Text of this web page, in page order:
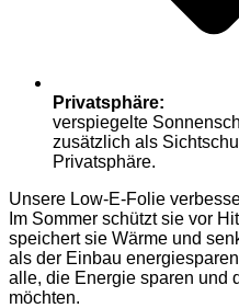
Privatsphäre:
verspiegelte
zusätzlich als
Privatsphäre.
Unsere Low-E-Folie
Im Sommer schützt sie vor
speichert sie Wärme und
als der Einbau
alle, die Energie sparen und
möchten.